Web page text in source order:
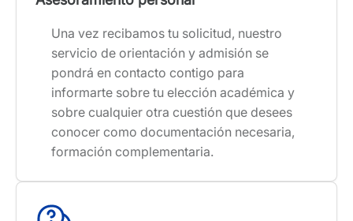
Una vez recibamos tu solicitud, nuestro
servicio de orientación y admisión se
pondrá en contacto contigo para
informarte sobre tu elección académica y
sobre cualquier otra cuestión que desees
conocer como documentación necesaria,
formación complementaria.